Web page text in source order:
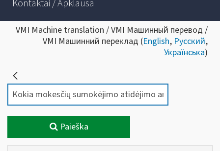
Kontaktai / Apklausa
VMI Machine translation / VMI Машинный перевод /
VMI Машинний переклад (English, Русский,
Українська)
Paieška